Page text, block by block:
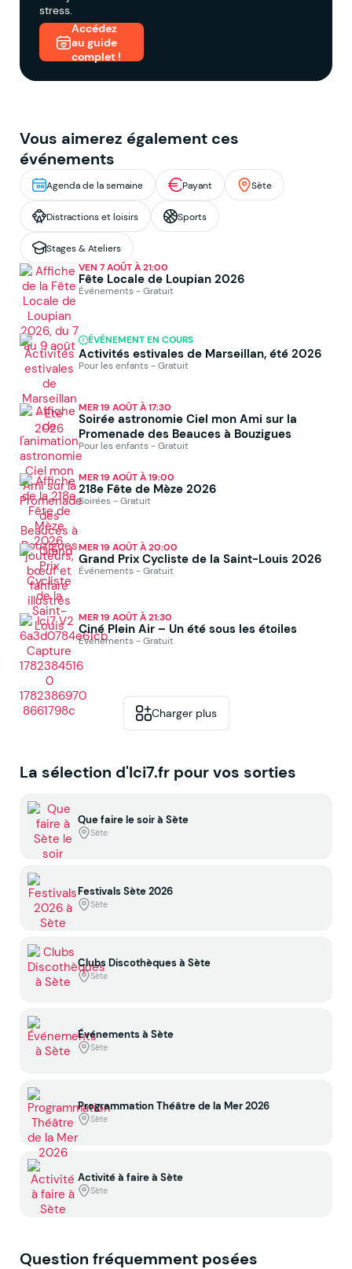
stress.
Accédez
au guide
complet !
Vous aimerez également ces
événements
Agenda de la semaine Payant Sète
Distractions et loisirs Sports
Stages & Ateliers
VEN 7 AOÛT À 21:00
Fête Locale de Loupian 2026
Événements - Gratuit
ÉVÉNEMENT EN COURS
Activités estivales de Marseillan, été 2026
Pour les enfants - Gratuit
MER 19 AOÛT À 17:30
Soirée astronomie Ciel mon Ami sur la
Promenade des Beauces à Bouzigues
Pour les enfants - Gratuit
MER 19 AOÛT À 19:00
218e Fête de Mèze 2026
Soirées - Gratuit
MER 19 AOÛT À 20:00
Grand Prix Cycliste de la Saint-Louis 2026
Événements - Gratuit
MER 19 AOÛT À 21:30
Ciné Plein Air – Un été sous les étoiles
Événements - Gratuit
Charger plus
La sélection d'Ici7.fr pour vos sorties
Que faire le soir à Sète
Sète
Festivals Sète 2026
Sète
Clubs Discothèques à Sète
Sète
Événements à Sète
Sète
Programmation Théâtre de la Mer 2026
Sète
Activité à faire à Sète
Sète
Question fréquemment posées